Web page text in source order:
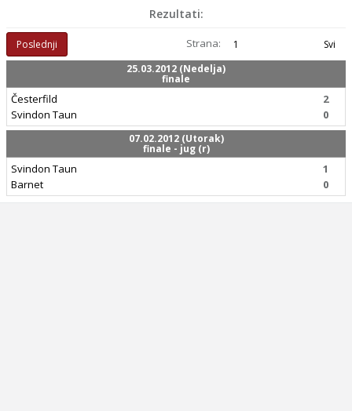
Rezultati:
Poslednji Strana: 1
Svi
25.03.2012 (Nedelja)
finale
Česterfild
Svindon Taun
2
0
07.02.2012 (Utorak)
finale - jug (r)
Svindon Taun
Barnet
1
0